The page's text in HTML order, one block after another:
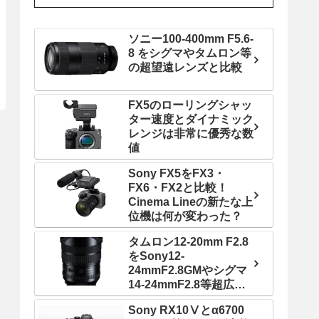
ソニー100-400mm F5.6-
8 をシグマやタムロン等
の超望遠レンズと比較
FX5のローリングシャッ
ター速度とダイナミック
レンジは非常に優秀な数
値
Sony FX5をFX3・
FX6・FX2と比較！
Cinema Lineの新たな上
位機は何が変わった？
タムロン12-20mm F2.8
をSony12-
24mmF2.8GMやシグマ
14-24mmF2.8等超広角
ズームレンズと比較！
Sony RX10Ⅴとα6700